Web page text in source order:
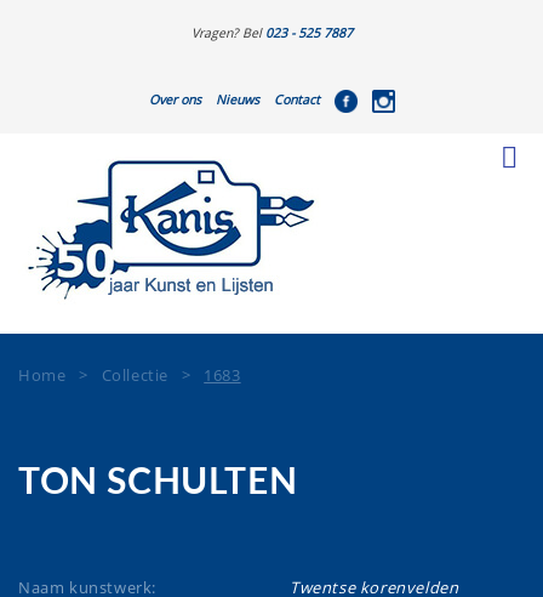
Vragen? Bel 023 - 525 7887
Over ons Nieuws Contact
Home > Collectie > 1683
TON SCHULTEN
Naam kunstwerk:
Twentse korenvelden